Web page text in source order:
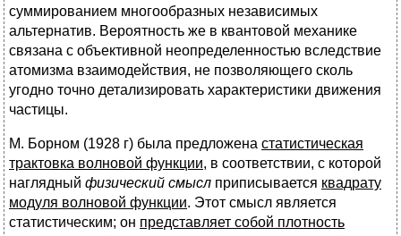
суммированием многообразных независимых
альтернатив. Вероятность же в квантовой механике
связана с объективной неопределенностью вследствие
атомизма взаимодействия, не позволяющего сколь
угодно точно детализировать характеристики движения
частицы.
М. Борном (1928 г) была предложена статистическая
трактовка волновой функции, в соответствии, с которой
наглядный физический смысл приписывается квадрату
модуля волновой функции. Этот смысл является
статистическим; он представляет собой плотность